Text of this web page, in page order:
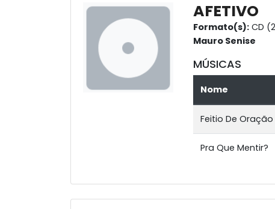
AFETIVO
Formato(s): CD
Mauro Senise
MÚSICAS
Nome
Feitio De Oração
Pra Que Mentir?